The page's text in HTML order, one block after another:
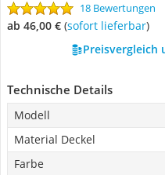
18 Bewertungen
ab 46,00 € ( Sofort lieferbar)
Preisvergleich
Technische Details
Modell
Material Deckel
Farbe